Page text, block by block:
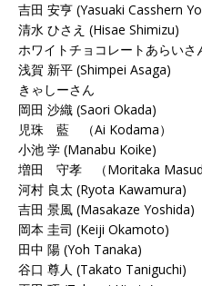
吉田 安亨 (Yasuaki Casshern
清水 ひさえ (Hisae Shimizu)
ホワイトチョコレートあらいさ
浅賀 新平 (Shimpei Asaga)
きゃしーさん
岡田 沙織 (Saori Okada)
児珠 藍 （Ai Kodama）
小池 学 (Manabu Koike)
増田 守孝 （Moritaka
河村 良太 (Ryota Kawamura)
吉田 景風 (Masakaze Yoshida)
岡本 圭司 (Keiji Okamoto)
田中 陽 (Yoh Tanaka)
谷口 尊人 (Takato Taniguchi)